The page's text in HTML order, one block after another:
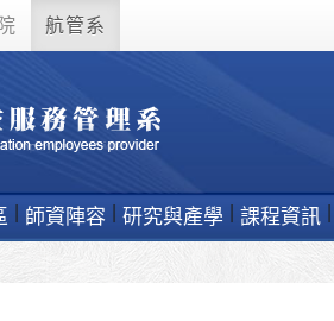
航管系
師資陣容 研究與產學 課程資訊